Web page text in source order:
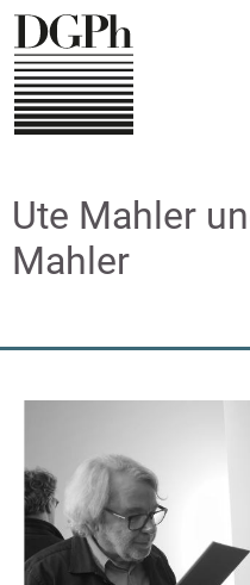
Direkt
zum
Inhalt
Ute Mahler
Mahler